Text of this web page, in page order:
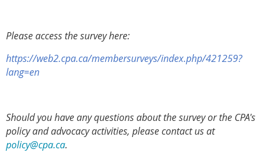
Please access the survey here:
https://web2.cpa.ca/membersurveys/index.php/421259?
lang=en
Should you have any questions about the survey or the CPA's
policy and advocacy activities, please contact us at
policy@cpa.ca.